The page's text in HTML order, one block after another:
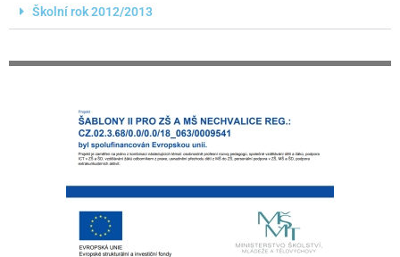
Školní rok 2012/2013